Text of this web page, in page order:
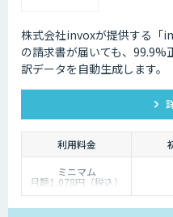
株式会社invoxが提供する「
の請求書が届いても、99.9%
訳データを自動生成します。
利用料金
ミニマム
月額1,078円（税込）